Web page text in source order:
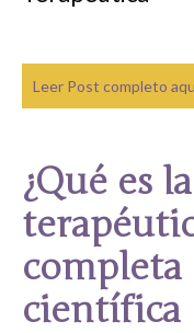
Leer Post completo
¿Qué es
completa
científica